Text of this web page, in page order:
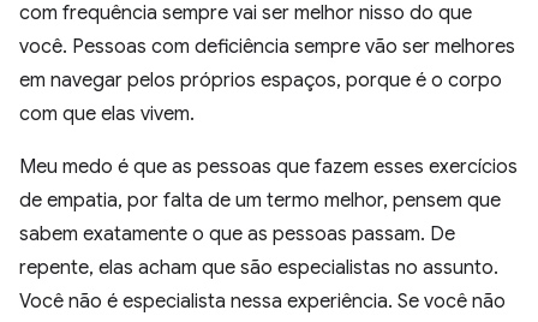
com frequência sempre vai ser melhor nisso do que
você. Pessoas com deficiência sempre vão ser melhores
em navegar pelos próprios espaços, porque é o corpo
com que elas vivem.
Meu medo é que as pessoas que fazem esses exercícios
de empatia, por falta de um termo melhor, pensem que
sabem exatamente o que as pessoas passam. De
repente, elas acham que são especialistas no assunto.
Você não é especialista nessa experiência. Se você não